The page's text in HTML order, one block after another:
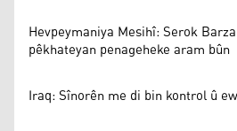
Hevpeymaniya Mesihî: Serok
pêkhateyan penageheke aram bûn
Iraq: Sînorên me di bin kontrol û